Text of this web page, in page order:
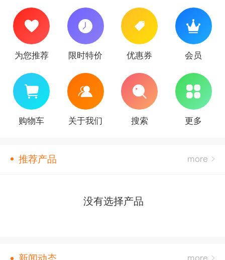
为您推荐 限时特价 优惠券 会员
购物车 关于我们 搜索 更多
推荐产品
没有选择产品